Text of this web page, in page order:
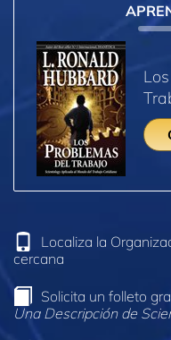
Localiza la
cercana
Solicita un folleto
Una Descripción de